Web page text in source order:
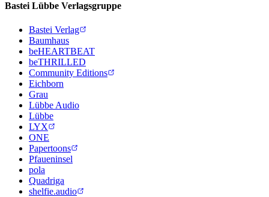
Bastei Lübbe Verlagsgruppe
Bastei Verlag
Baumhaus
beHEARTBEAT
beTHRILLED
Community Editions
Eichborn
Grau
Lübbe Audio
Lübbe
LYX
ONE
Papertoons
Pfaueninsel
pola
Quadriga
shelfie.audio